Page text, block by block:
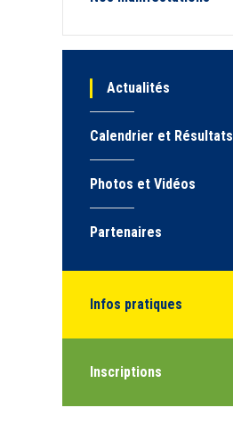
Actualités
Calendrier et Résultats
Photos et Vidéos
Partenaires
Infos pratiques
Inscriptions